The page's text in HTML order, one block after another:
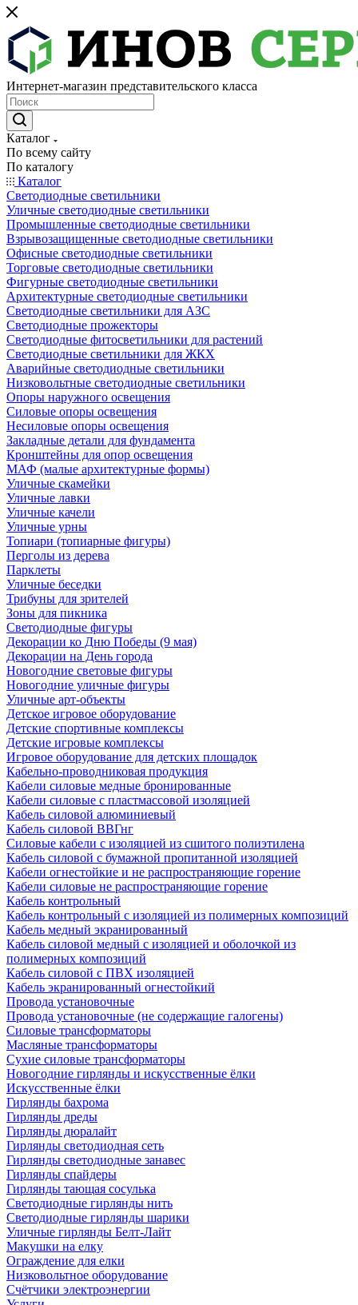
Интернет-магазин представительского класса
Каталог
По всему сайту
По каталогу
Каталог
Светодиодные светильники
Уличные светодиодные светильники
Промышленные светодиодные светильники
Взрывозащищенные светодиодные светильники
Офисные светодиодные светильники
Торговые светодиодные светильники
Фигурные светодиодные светильники
Архитектурные светодиодные светильники
Светодиодные светильники для АЗС
Светодиодные прожекторы
Светодиодные фитосветильники для растений
Светодиодные светильники для ЖКХ
Аварийные светодиодные светильники
Низковольтные светодиодные светильники
Опоры наружного освещения
Силовые опоры освещения
Несиловые опоры освещения
Закладные детали для фундамента
Кронштейны для опор освещения
МАФ (малые архитектурные формы)
Уличные скамейки
Уличные лавки
Уличные качели
Уличные урны
Топиари (топиарные фигуры)
Перголы из дерева
Парклеты
Уличные беседки
Трибуны для зрителей
Зоны для пикника
Светодиодные фигуры
Декорации ко Дню Победы (9 мая)
Декорации на День города
Новогодние световые фигуры
Новогодние уличные фигуры
Уличные арт-объекты
Детское игровое оборудование
Детские спортивные комплексы
Детские игровые комплексы
Игровое оборудование для детских площадок
Кабельно-проводниковая продукция
Кабели силовые медные бронированные
Кабели силовые с пластмассовой изоляцией
Кабель силовой алюминиевый
Кабель силовой ВВГнг
Силовые кабели с изоляцией из сшитого полиэтилена
Кабель силовой с бумажной пропитанной изоляцией
Кабели огнестойкие и не распространяющие горение
Кабели силовые не распространяющие горение
Кабель контрольный
Кабель контрольный с изоляцией из полимерных композиций
Кабель медный экранированный
Кабель силовой медный с изоляцией и оболочкой из
полимерных композиций
Кабель силовой с ПВХ изоляцией
Кабель экранированный огнестойкий
Провода установочные
Провода установочные (не содержащие галогены)
Силовые трансформаторы
Масляные трансформаторы
Сухие силовые трансформаторы
Новогодние гирлянды и искусственные ёлки
Искусственные ёлки
Гирлянды бахрома
Гирлянды дреды
Гирлянды дюралайт
Гирлянды светодиодная сеть
Гирлянды светодиодные занавес
Гирлянды спайдеры
Гирлянды тающая сосулька
Светодиодные гирлянды нить
Светодиодные гирлянды шарики
Уличные гирлянды Белт-Лайт
Макушки на елку
Ограждение для елки
Низковольтное оборудование
Счётчики электроэнергии